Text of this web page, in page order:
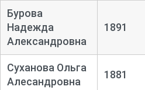
Бурова
Надежда
Александровна
1891
Суханова Ольга
Алесандровна
1881